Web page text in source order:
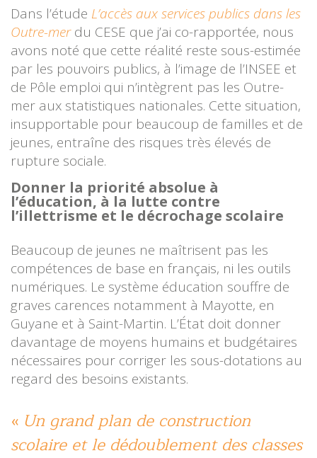
Dans l’étude L’accès aux services publics dans les
Outre-merdu CESE que j’ai co-rapportée, nous
avons noté que cette réalité reste sous-estimée
par les pouvoirs publics, à l’image de l’INSEE et
de Pôle emploi qui n’intègrent pas les Outre-
mer aux statistiques nationales. Cette situation,
insupportable pour beaucoup de familles et de
jeunes, entraîne des risques très élevés de
rupture sociale.
Donner la priorité absolue à
l’éducation, à la lutte contre
l’illettrisme et le décrochage scolaire
Beaucoup de jeunes ne maîtrisent pas les
compétences de base en français, ni les outils
numériques. Le système éducation souffre de
graves carences notamment à Mayotte, en
Guyane et à Saint-Martin. L’État doit donner
davantage de moyens humains et budgétaires
nécessaires pour corriger les sous-dotations au
regard des besoins existants.
Un grand plan de construction
scolaire et le dédoublement des classes